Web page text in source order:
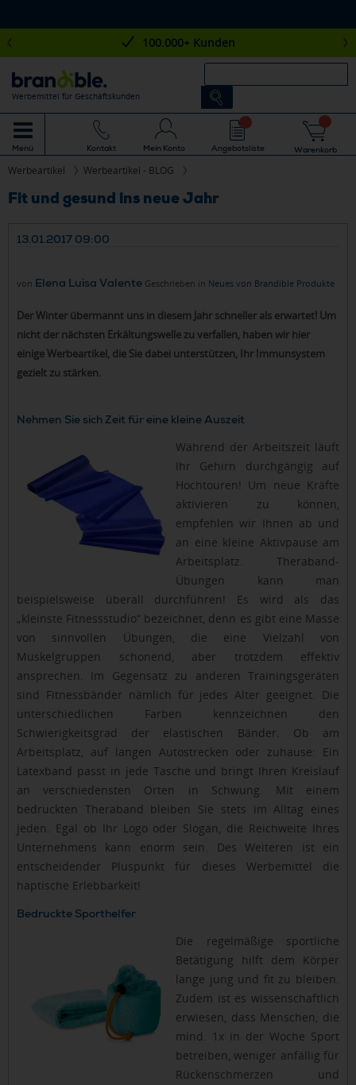
100.000+ Kunden
Werbemittel für Geschäftskunden
Menü Kontakt Mein Konto Angebotsliste Warenkorb
Werbeartikel Werbeartikel - BLOG
Fit und gesund ins neue Jahr
13.01.2017 09:00
von Elena Luisa Valente Geschrieben in Neues von Brandible Produkte
Der Winter übermannt uns in diesem Jahr schneller als erwartet! Um
nicht der nächsten Erkältungswelle zu verfallen, haben wir hier
einige Werbeartikel, die Sie dabei unterstützen, Ihr Immunsystem
gezielt zu stärken.
Nehmen Sie sich Zeit für eine kleine Auszeit
Während der Arbeitszeit läuft
Ihr Gehirn durchgängig auf
Hochtouren! Um neue Kräfte
aktivieren zu können,
empfehlen wir Ihnen ab und
an eine kleine Aktivpause am
Arbeitsplatz. Theraband-
Übungen kann man
beispielsweise überall durchführen! Es wird als das
„kleinste Fitnessstudio“ bezeichnet, denn es gibt eine Masse
von sinnvollen Übungen, die eine Vielzahl von
Muskelgruppen schonend, aber trotzdem effektiv
ansprechen. Im Gegensatz zu anderen Trainingsgeräten
sind Fitnessbänder nämlich für jedes Alter geeignet. Die
unterschiedlichen Farben kennzeichnen den
Schwierigkeitsgrad der elastischen Bänder. Ob am
Arbeitsplatz, auf langen Autostrecken oder zuhause: Ein
Latexband passt in jede Tasche und bringt Ihren Kreislauf
an verschiedensten Orten in Schwung. Mit einem
bedruckten Theraband bleiben Sie stets im Alltag eines
jeden. Egal ob Ihr Logo oder Slogan, die Reichweite Ihres
Unternehmens kann enorm sein. Des Weiteren ist ein
entscheidender Pluspunkt für dieses Werbemittel die
haptische Erlebbarkeit!
Bedruckte Sporthelfer
Die regelmäßige sportliche
Betätigung hilft dem Körper
lange jung und fit zu bleiben.
Zudem ist es wissenschaftlich
erwiesen, dass Menschen, die
mind. 1x in der Woche Sport
betreiben, weniger anfällig für
Rückenschmerzen und